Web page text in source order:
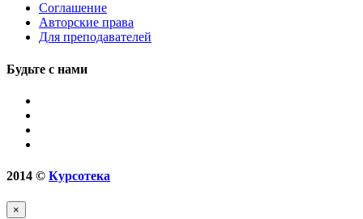
Соглашение
Авторские права
Для преподавателей
Будьте с нами
2014 © Курсотека
×